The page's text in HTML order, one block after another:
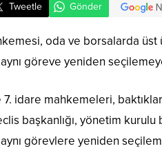
Tweetle Gönder
oda ve borsalarda üst
göreve yeniden
7. idare mahkemeleri,
başkanlığı, yönetim
görevlere yeniden